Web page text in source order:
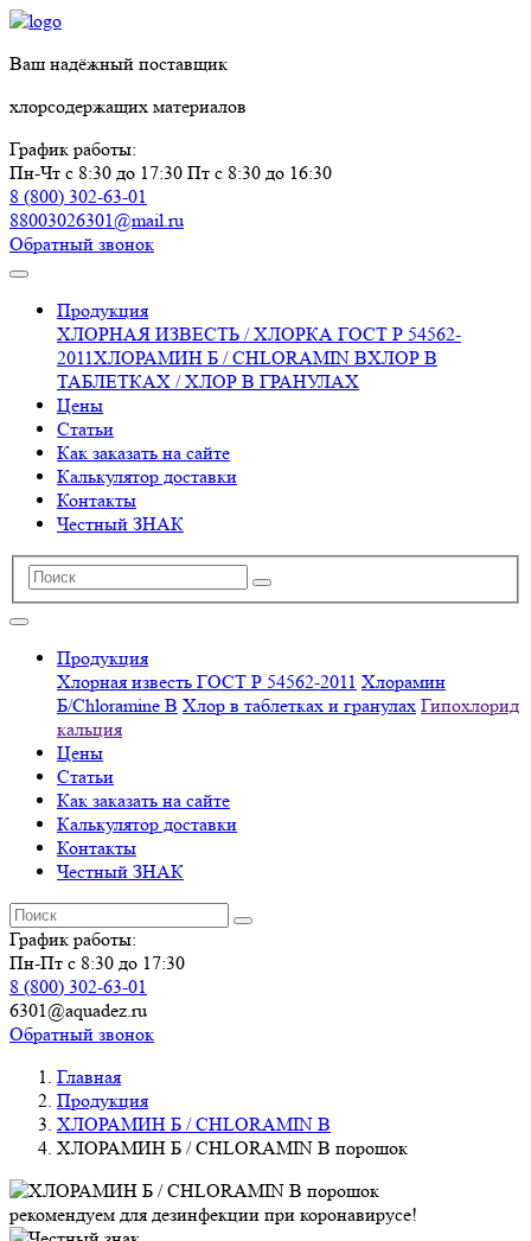
Ваш надёжный поставщик
хлорсодержащих материалов
График работы:
Пн-Чт с 8:30 до 17:30 Пт с 8:30 до 16:30
8 (800) 302-63-01
88003026301@mail.ru
Обратный звонок
Продукция
ХЛОРНАЯ ИЗВЕСТЬ / ХЛОРКА ГОСТ Р 54562-
2011ХЛОРАМИН Б / CHLORAMIN BХЛОР В
ТАБЛЕТКАХ / ХЛОР В ГРАНУЛАХ
Цены
Статьи
Как заказать на сайте
Калькулятор доставки
Контакты
Честный ЗНАК
Продукция
Хлорная известь ГОСТ Р 54562-2011 Хлорамин
Б/Chloramine B Хлор в таблетках и гранулах Гипохлорид
кальция
Цены
Статьи
Как заказать на сайте
Калькулятор доставки
Контакты
Честный ЗНАК
График работы:
Пн-Пт с 8:30 до 17:30
8 (800) 302-63-01
6301@aquadez.ru
Обратный звонок
Главная
Продукция
ХЛОРАМИН Б / CHLORAMIN B
ХЛОРАМИН Б / CHLORAMIN B порошок
рекомендуем для дезинфекции при коронавирусе!